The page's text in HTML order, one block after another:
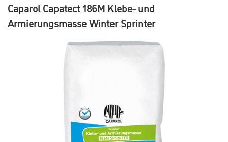
Caparol Capatect 186M Klebe- und
Armierungsmasse Winter Sprinter